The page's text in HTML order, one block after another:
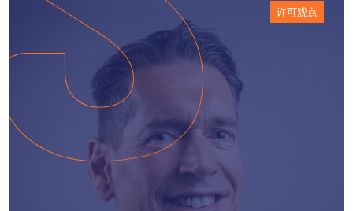
许可观点